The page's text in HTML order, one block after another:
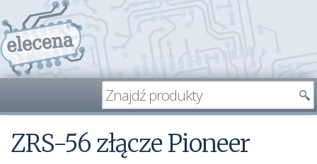
ZRS-56 złącze Pioneer